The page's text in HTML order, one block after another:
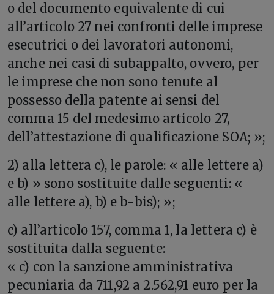
o del documento equivalente di cui
all’articolo 27 nei confronti delle imprese
esecutrici o dei lavoratori autonomi,
anche nei casi di subappalto, ovvero, per
le imprese che non sono tenute al
possesso della patente ai sensi del
comma 15 del medesimo articolo 27,
dell’attestazione di qualificazione SOA; »;
2) alla lettera c), le parole: « alle lettere a)
e b) » sono sostituite dalle seguenti: «
alle lettere a), b) e b-bis); »;
c) all’articolo 157, comma 1, la lettera c) è
sostituita dalla seguente:
« c) con la sanzione amministrativa
pecuniaria da 711,92 a 2.562,91 euro per la